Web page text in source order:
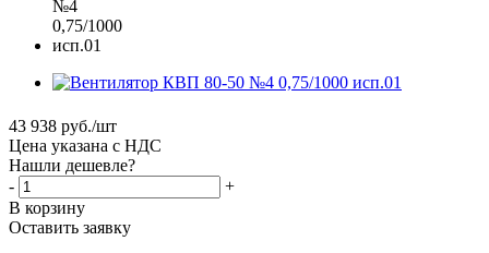
43 938 руб./шт
Цена указана с НДС
Нашли дешевле?
-
+
В корзину
Оставить заявку